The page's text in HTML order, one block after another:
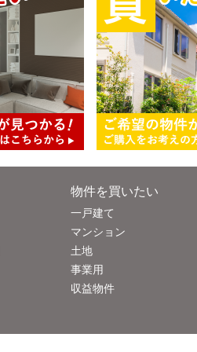
物件を買いたい
一戸建て
マンション
土地
事業用
収益物件